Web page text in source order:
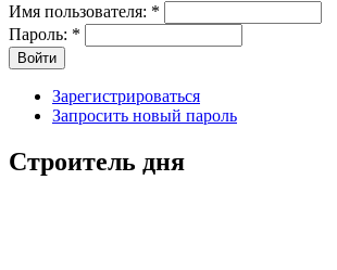
Имя пользователя: *
Пароль: *
Зарегистрироваться
Запросить новый пароль
Строитель дня